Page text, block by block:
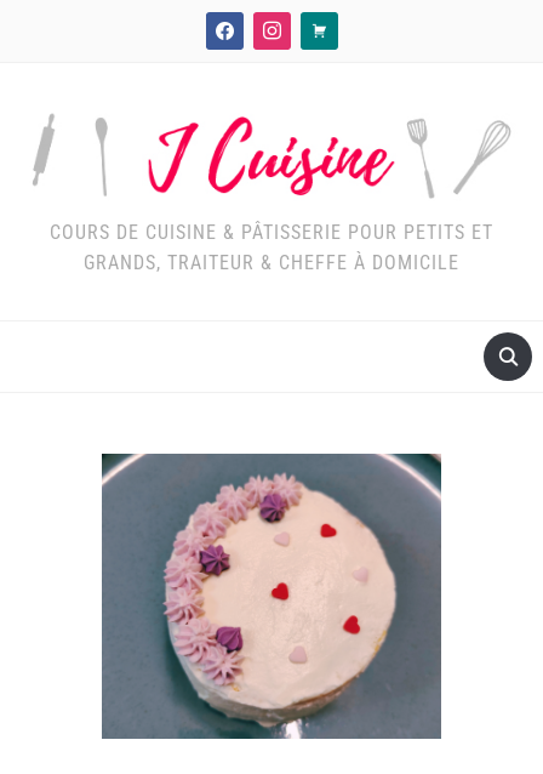
facebookinstagram
cart
COURS DE CUISINE & PÂTISSERIE POUR PETITS ET
GRANDS, TRAITEUR & CHEFFE À DOMICILE